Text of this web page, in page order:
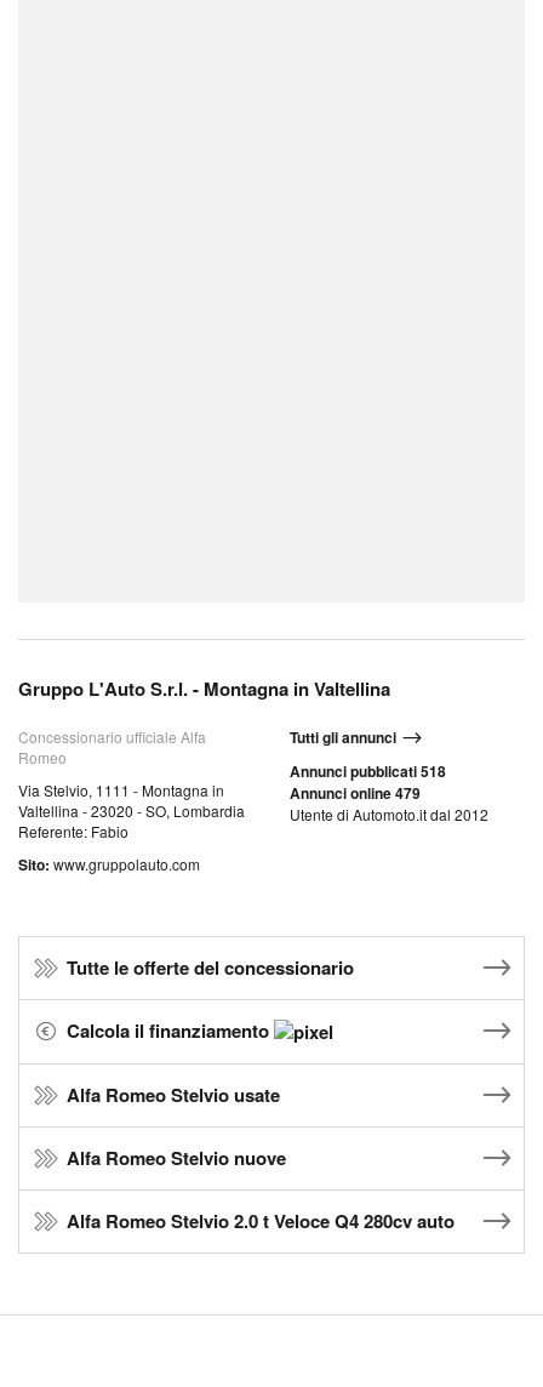
Gruppo L'Auto S.r.l. - Montagna in Valtellina
Concessionario ufficiale Alfa
Romeo
Via Stelvio, 1111 - Montagna in
Valtellina - 23020 - SO, Lombardia
Referente: Fabio
Sito: www.gruppolauto.com
Tutti gli annunci
Annunci pubblicati 518
Annunci online 479
Utente di Automoto.it dal 2012
Tutte le offerte del concessionario
Calcola il finanziamento
Alfa Romeo Stelvio usate
Alfa Romeo Stelvio nuove
Alfa Romeo Stelvio 2.0 t Veloce Q4 280cv auto